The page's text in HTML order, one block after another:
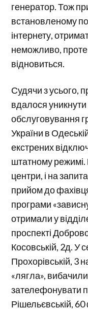
генератор. Тож
встановленому
інтернету,
неможливо,
відновиться.
Судячи з усього,
вдалося
обслуговування
України в
екстрених
штатному режимі.
центри, і на
прийом до
програми
отримали у
проспекті
Косовській, 2д. У
Прохорівській, 3
«лягла»,
зателефонувати
Рішельєвській,